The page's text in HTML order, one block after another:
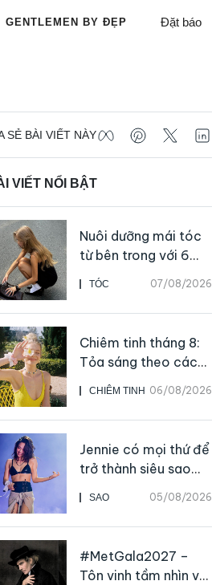
GENTLEMEN BY ĐẸP Đặt báo
SẺ BÀI VIẾT NÀY
VIẾT NỔI BẬT
TÓC 07/08/2026
Nuôi dưỡng mái tóc
từ bên trong với 6
thực phẩm giàu
dưỡng chất
CHIÊM TINH 06/08/2026
Chiêm tinh tháng 8:
Tỏa sáng theo cách
của chính mình
SAO 05/08/2026
Jennie có mọi thứ để
trở thành siêu sao
live
#MetGala2027 –
Tôn vinh tầm nhìn và